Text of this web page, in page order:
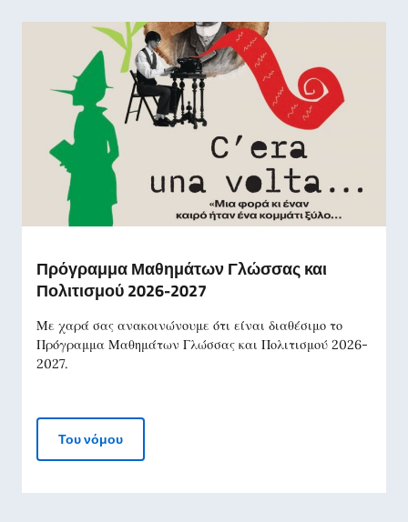
Πρόγραμμα Μαθημάτων Γλώσσας και
Πολιτισμού 2026-2027
Με χαρά σας ανακοινώνουμε ότι είναι διαθέσιμο το
Πρόγραμμα Μαθημάτων Γλώσσας και Πολιτισμού 2026-
2027.
Του νόμουΠρόγραμμα Μαθημάτων Γλώσσας και